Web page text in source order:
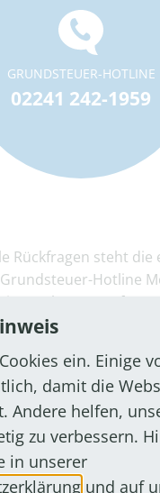
GRUNDSTEUER-HOTLINE
02241 242-1959
Rückfragen steht die
Hotline
18 Uhr zur
Sankt Augustin
des
ein. Einige
damit die
Andere helfen,
zu verbessern.
in unserer
und auf